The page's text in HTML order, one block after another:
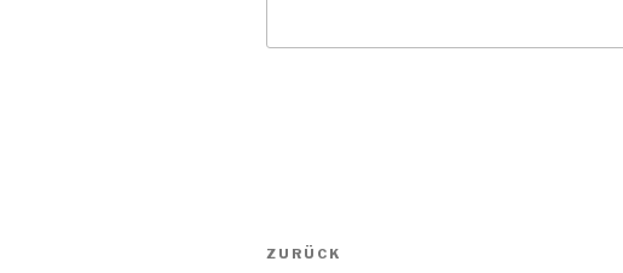
Beitragsnavigation
Vorheriger
ZURÜCK